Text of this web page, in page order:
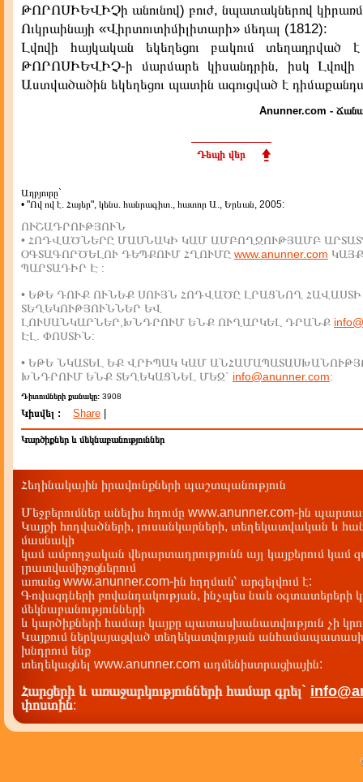
ԹՈՐՈՍԻԵՎԻՉի անունով) բուժ, նպատակներով
Ուկրաինայի «Վիրտուտիմիլիտարի» մեդալ (1812):
Լվովի հայկական եկեղեցու բակում
ԹՈՐՈՍԻԵՎԻՉ-ի մարմարե կիսանդրին, իսկ Լվովի
Աստվածածին եկեղեցու պատին ագուցված է
Anunner.com -
Դեպի վեր
Աղբյուրը`
• "Ով ով է. Հայեր", կենս. հանրագիտ., հատոր Ա., Երևան, 2005:
ՈՒՇԱԴՐՈՒԹՅՈՒՆ
• ՀՈԴՎԱԾՆԵՐԸ ՄԱՍՆԱԿԻ ԿԱՄ ԱՄԲՈՂՋՈՒԹՅԱՄԲ
ՕԳՏԱԳՈՐԾԵԼՈՒ ԴԵՊՔՈՒՄ ՀՂՈՒՄԸ www.anunner.com
ՊԱՐՏԱԴԻՐ Է :
• ԵԹԵ ԴՈՒՔ ՈՒՆԵՔ ՍՈՒՅՆ ՀՈԴՎԱԾԸ ԼՐԱՑՆՈՂ ՀԱՎԱՍՏԻ
ՏԵՂԵԿՈՒԹՅՈՒՆՆԵՐ ԵՎ
ԼՈՒՍԱՆԿԱՐՆԵՐ,ԽՆԴՐՈՒՄ ԵՆՔ ՈՒՂԱՐԿԵԼ ԴՐԱՆՔ
ԷԼ. ՓՈՍՏԻՆ:
• ԵԹԵ ՆԿԱՏԵԼ ԵՔ ՎՐԻՊԱԿ ԿԱՄ
ԽՆԴՐՈՒՄ ԵՆՔ ՏԵՂԵԿԱՑՆԵԼ ՄԵԶ` info@anunner.com:
Դիտումների քանակը: 3908
Կիսվել : Share
Կարծիքներ և մեկնաբանություններ
Հեղինակային իրավունքների պաշտպանություն
Մեջբերումներ անելիս հղումը www.anunner.com-ին
Կայքի հոդվածների, լուսանկարների, տեղեկատվական և
մասնակի
կամ ամբողջական վերարտադրությունն այլ կայքերում կամ
լրատվամիջոցներում
առանց www.anunner.com-ին հղղման՝ արգելվում է:
Գովազդների բովանդակության, ինչպես նաև օգտատերերի
մեկնաբանությունների
և կարծիքների համար կայքը պատասխանատվություն չի
Կայքում ներկայացված տեղեկատվության
խնդրում ենք
տեղեկացնել www.anunner.com ադմենիստրացիային:
Հարցերի և առաջարկությունների համար գրել`
փոստին: